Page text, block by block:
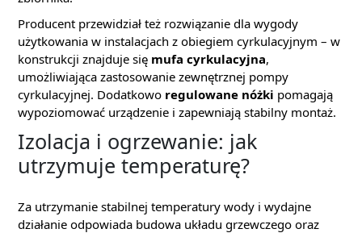
Producent przewidział też rozwiązanie dla wygody
użytkowania w instalacjach z obiegiem cyrkulacyjnym – w
konstrukcji znajduje się mufa cyrkulacyjna,
umożliwiająca zastosowanie zewnętrznej pompy
cyrkulacyjnej. Dodatkowo regulowane nóżki pomagają
wypoziomować urządzenie i zapewniają stabilny montaż.
Izolacja i ogrzewanie: jak
utrzymuje temperaturę?
Za utrzymanie stabilnej temperatury wody i wydajne
działanie odpowiada budowa układu grzewczego oraz